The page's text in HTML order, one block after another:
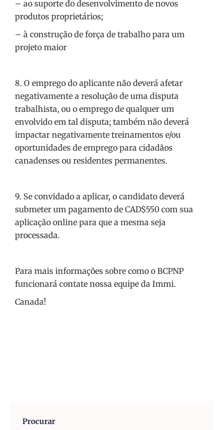
– ao suporte do desenvolvimento de novos
produtos proprietários;
– à construção de força de trabalho para um
projeto maior
8. O emprego do aplicante não deverá afetar
negativamente a resolução de uma disputa
trabalhista, ou o emprego de qualquer um
envolvido em tal disputa; também não deverá
impactar negativamente treinamentos e/ou
oportunidades de emprego para cidadãos
canadenses ou residentes permanentes.
9. Se convidado a aplicar, o candidato deverá
submeter um pagamento de CAD$550 com sua
aplicação online para que a mesma seja
processada.
Para mais informações sobre como o BCPNP
funcionará contate nossa equipe da Immi.
Canada!
Procurar